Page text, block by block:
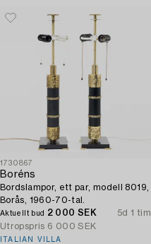
1730867
Boréns
Bordslampor, ett par, modell 8019,
Borås, 1960-70-tal.
Aktuellt bud 2 000 SEK
5d 1 tim
Utropspris 6 000 SEK
ITALIAN VILLA